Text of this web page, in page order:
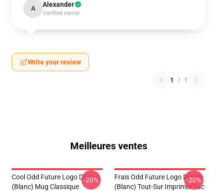
A Alexander
Verified owner
Write your review
1 / 1
Meilleures ventes
Cool Odd Future Logo Design
(blanc) Mug Classique
-20%
Frais Odd Future Logo Design
(blanc) Tout-Sur Imprimer Sac
-20%